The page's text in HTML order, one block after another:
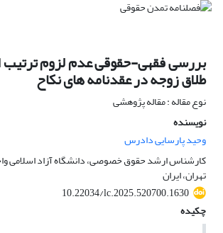
بررسی فقهی-حقوقی عدم لزوم
طلاق زوجه در عقدنامه های نکاح
نوع مقاله : مقاله پژوهشی
نویسنده
وحید پارسایی دادرس
کارشناس ارشد حقوق خصوصی، دانشگاه آزاد اسلامی
تهران، ایران
10.22034/lc.2025.520700.1630
چکیده